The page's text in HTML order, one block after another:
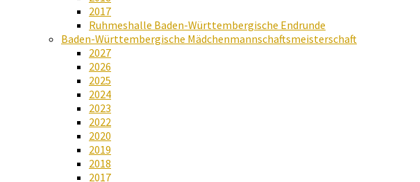
2017
Ruhmeshalle Baden-Württembergische Endrunde
Baden-Württembergische Mädchenmannschaftsmeisterschaft
2027
2026
2025
2024
2023
2022
2020
2019
2018
2017